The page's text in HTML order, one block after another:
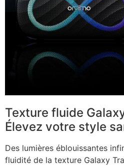
Texture fluide
Élevez votre style
Des lumières éblouissantes
fluidité de la texture Galaxy